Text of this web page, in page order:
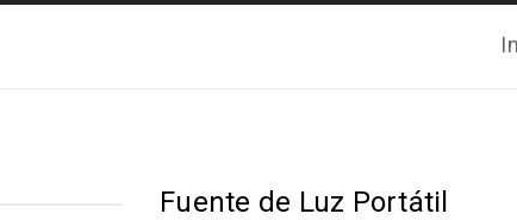
Fuente de Luz Portátil